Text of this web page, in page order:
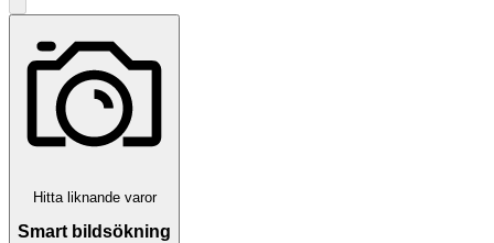
Hitta liknande varor
Smart bildsökning